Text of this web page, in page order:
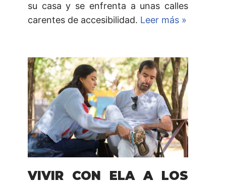
su casa y se enfrenta a unas calles
carentes de accesibilidad. Leer más »
VIVIR CON ELA A LOS